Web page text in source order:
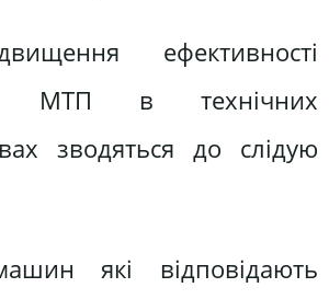
ефективності
МТП в технічних
зводяться до слідую
які відповідають